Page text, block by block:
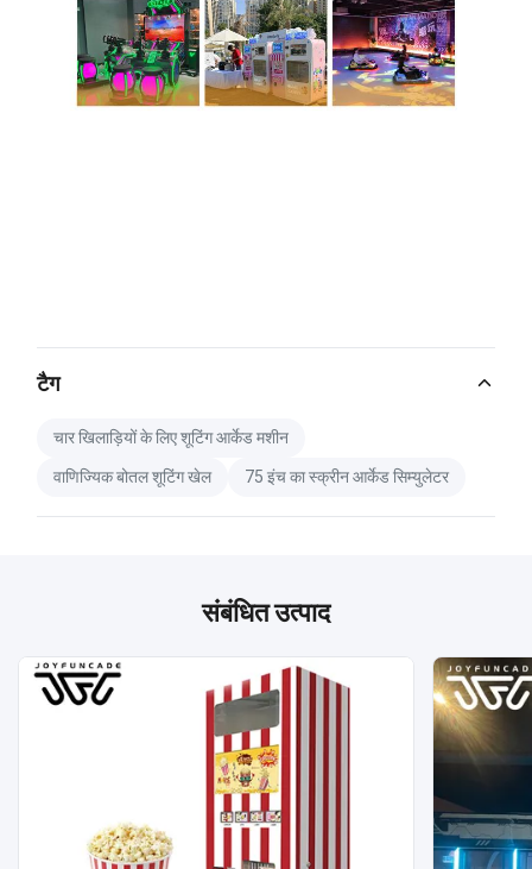
टैग
चार खिलाड़ियों के लिए शूटिंग आर्केड मशीन
वाणिज्यिक बोतल शूटिंग खेल 75 इंच का स्क्रीन आर्केड सिम्युलेटर
संबंधित उत्पाद